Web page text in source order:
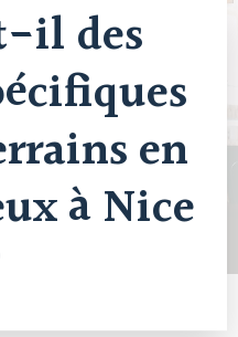
il des
en
à Nice